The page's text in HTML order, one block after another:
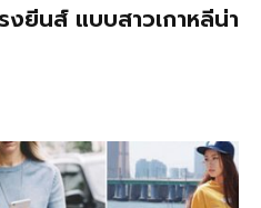
งยีนส์ แบบสาวเกาหลีน่า